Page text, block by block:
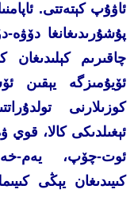
ئاۋۇپ كېتەتتى.
چاقىرىم
ئۆيۇمىزگە يېقىن
كوزىلارنى
ئېغىلدىكى كالا،
ئوت-چۆپ، يەم-
كىيىدىغان يېڭى